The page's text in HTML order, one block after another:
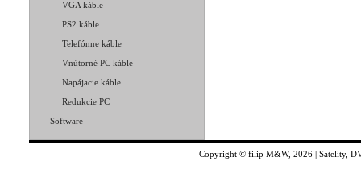
VGA káble
PS2 káble
Telefónne káble
Vnútorné PC káble
Napájacie káble
Redukcie PC
Software
Copyright © filip M&W, 2026 | Satelity,